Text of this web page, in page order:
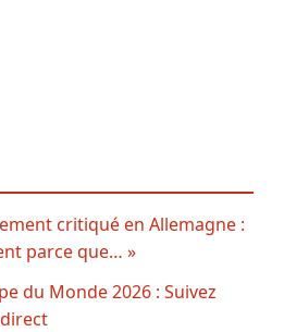
critiqué en Allemagne :
parce que… »
du Monde 2026 : Suivez